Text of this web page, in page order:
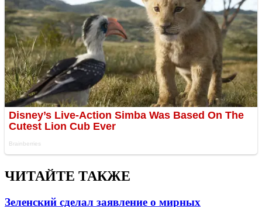
ЧИТАЙТЕ ТАКЖЕ
Зеленский сделал заявление о мирных